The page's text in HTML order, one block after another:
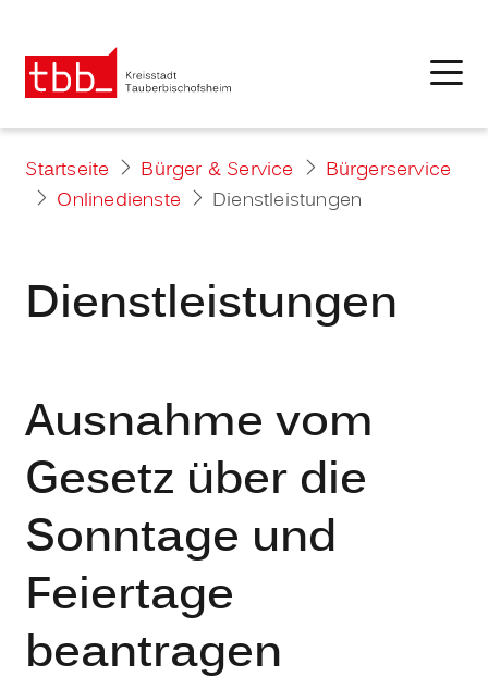
Startseite Bürger & Service
Bürgerservice
Onlinedienste
Dienstleistungen
Dienstleistungen
Ausnahme vom
Gesetz über die
Sonntage und
Feiertage
beantragen